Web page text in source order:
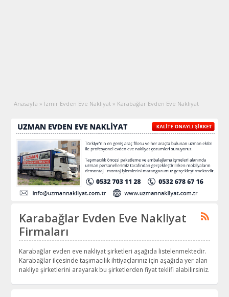
Anasayfa » İzmir Evden Eve Nakliyat » Karabağlar Evden Eve Nakliyat
Karabağlar Evden Eve Nakliyat
Firmaları
Karabağlar evden eve nakliyat şirketleri aşağıda listelenmektedir.
Karabağlar ilçesinde taşımacılık ihtiyaçlarınız için aşağıda yer alan
nakliye şirketlerini arayarak bu şirketlerden fiyat teklifi alabilirsiniz.